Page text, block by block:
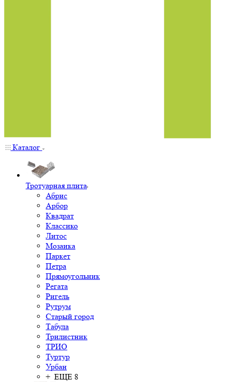
Каталог
Тротуарная плита
Абрис
Арбор
Квадрат
Классико
Литос
Мозаика
Паркет
Петра
Прямоугольник
Регата
Ригель
Рутрум
Старый город
Табула
Трилистник
ТРИО
Туртур
Урбан
+ ЕЩЕ 8